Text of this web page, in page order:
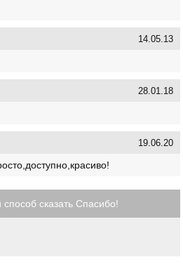
14.05.13
28.01.18
19.06.20
способ сказать Спасибо!